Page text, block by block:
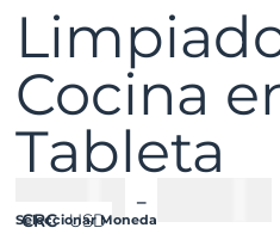
Cocina
Tableta
-
CRC USD
Seleccionar Moneda